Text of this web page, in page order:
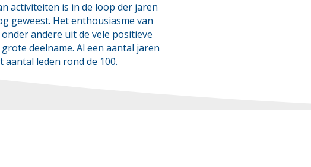
activiteiten is in de loop der jaren
geweest. Het enthousiasme van
andere uit de vele positieve
deelname. Al een aantal jaren
aantal leden rond de 100.